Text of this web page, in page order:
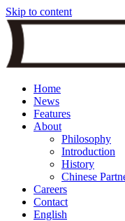
Skip to content
Home
News
Features
About
Philosophy
Introduction
History
Chinese
Careers
Contact
English